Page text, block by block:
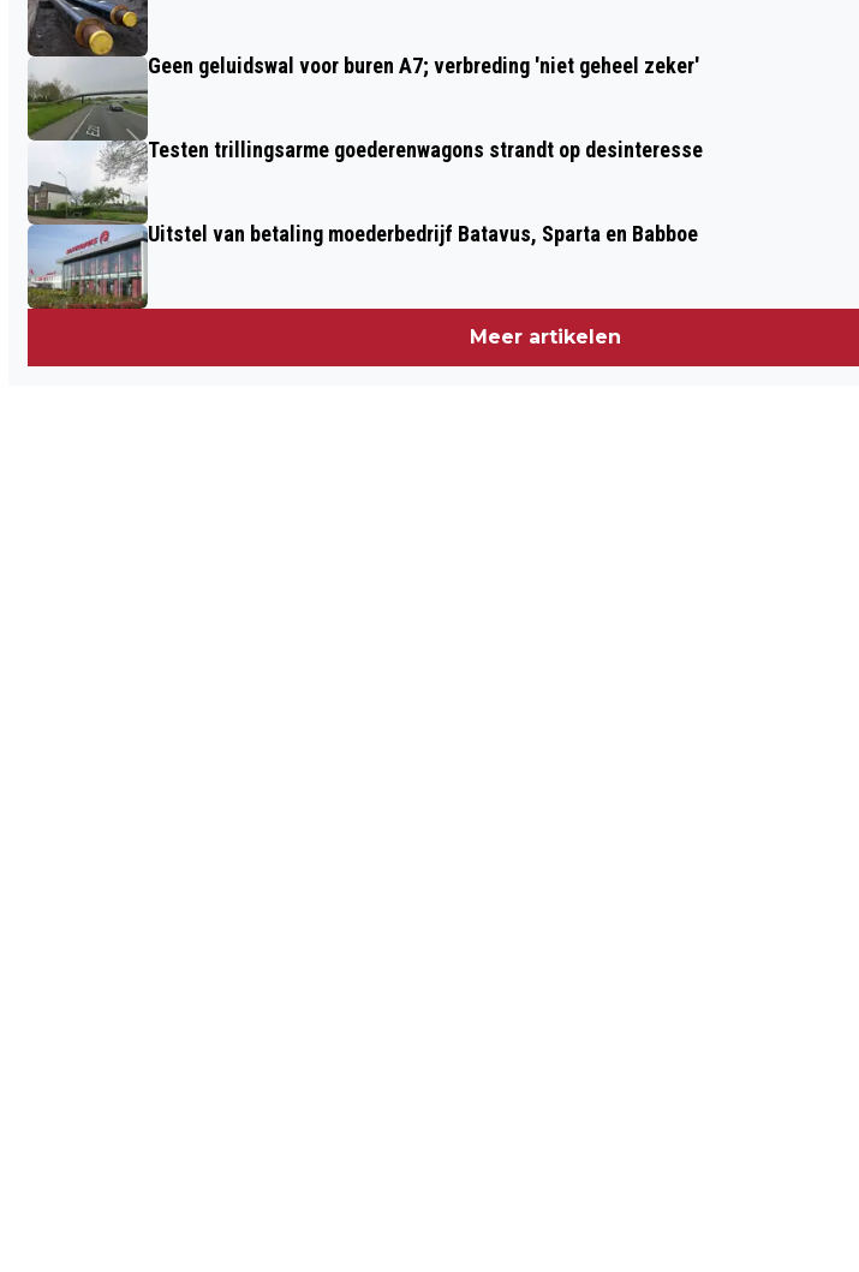
Geen geluidswal voor buren A7; verbreding 'niet geheel zeker'
Testen trillingsarme goederenwagons strandt op desinteresse
Uitstel van betaling moederbedrijf Batavus, Sparta en Babboe
Meer artikelen